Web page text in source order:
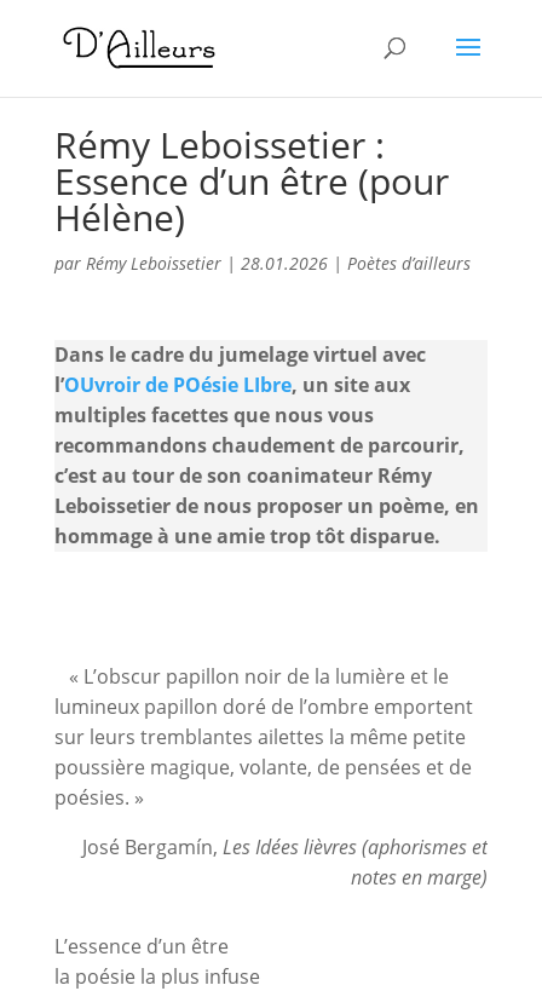
Rémy Leboissetier :
Essence d’un être (pour
Hélène)
par Rémy Leboissetier| 28.01.2026| Poètes d’ailleurs
Dans le cadre du jumelage virtuel avec
l’OUvroir de POésie LIbre, un site aux
multiples facettes que nous vous
recommandons chaudement de parcourir,
c’est au tour de son coanimateur Rémy
Leboissetier de nous proposer un poème, en
hommage à une amie trop tôt disparue.
« L’obscur papillon noir de la lumière et le
lumineux papillon doré de l’ombre emportent
sur leurs tremblantes ailettes la même petite
poussière magique, volante, de pensées et de
poésies. »
José Bergamín,Les Idées lièvres (aphorismes et
notes en marge)
L’essence d’un être
la poésie la plus infuse